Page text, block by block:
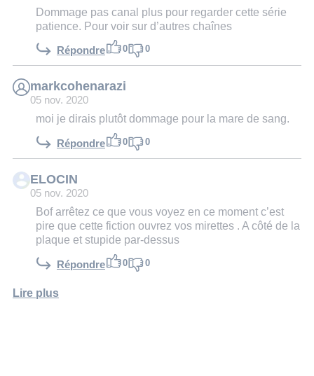
Dommage pas canal plus pour regarder cette série
patience. Pour voir sur d’autres chaînes
Répondre 0 0
markcohenarazi
05 nov. 2020
moi je dirais plutôt dommage pour la mare de sang.
Répondre 0 0
ELOCIN
05 nov. 2020
Bof arrêtez ce que vous voyez en ce moment c’est
pire que cette fiction ouvrez vos mirettes . A côté de la
plaque et stupide par-dessus
Répondre 0 0
Lire plus